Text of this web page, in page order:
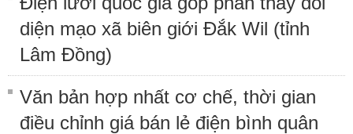
diện mạo xã biên giới Đắk Wil (tỉnh
Lâm Đồng)
Văn bản hợp nhất cơ chế, thời gian
điều chỉnh giá bán lẻ điện bình quân